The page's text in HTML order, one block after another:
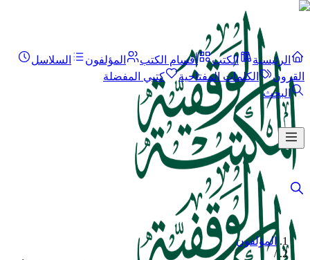
الرئيسية الكتب أقسام الكتب المؤلفون
السلاسل
القرون
الكلمات المفتاحية
كتبي المفضلة
البحث
المؤلفون
/